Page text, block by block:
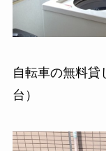
自転車の無料貸
台）